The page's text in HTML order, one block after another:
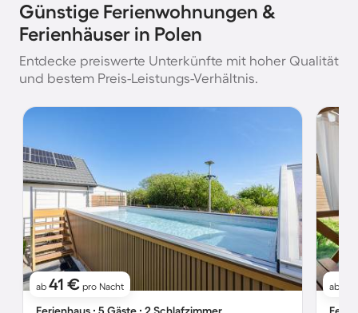
Günstige Ferienwohnungen &
Ferienhäuser in Polen
Entdecke preiswerte Unterkünfte mit hoher Qualität
und bestem Preis-Leistungs-Verhältnis.
ab 41 € pro Nacht ab